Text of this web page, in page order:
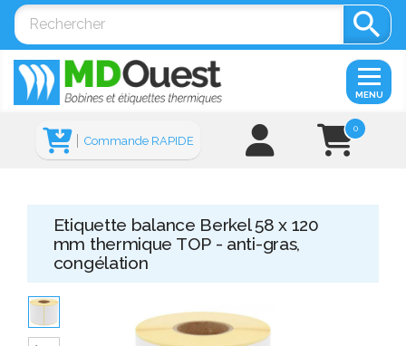

0
Commande RAPIDE
MENU
Etiquette balance Berkel 58 x 120
mm thermique TOP - anti-gras,
congélation